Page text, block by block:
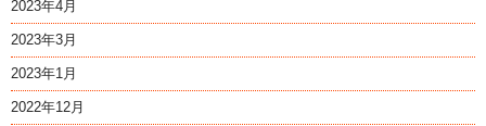
2023年4月
2023年3月
2023年1月
2022年12月